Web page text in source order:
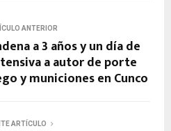
ANTERIOR
a 3 años y un día de
a autor de porte
y municiones en Cunco
ARTÍCULO